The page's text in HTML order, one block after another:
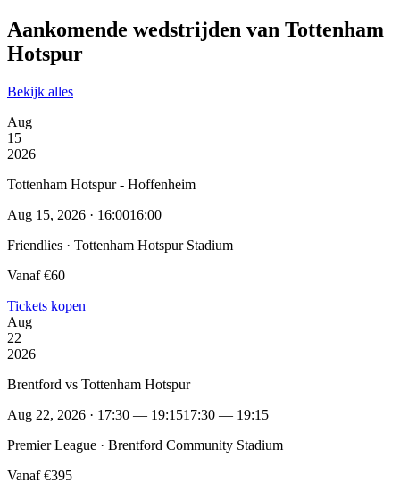
Aankomende wedstrijden van Tottenham
Hotspur
Bekijk alles
Aug
15
2026
Tottenham Hotspur - Hoffenheim
Aug 15, 2026 · 16:0016:00
Friendlies · Tottenham Hotspur Stadium
Vanaf €60
Tickets kopen
Aug
22
2026
Brentford vs Tottenham Hotspur
Aug 22, 2026 · 17:30 — 19:1517:30 — 19:15
Premier League · Brentford Community Stadium
Vanaf €395